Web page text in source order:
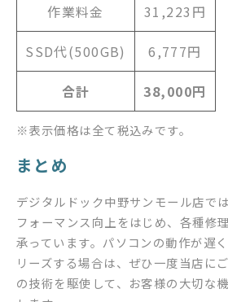
作業料金 31,223円
SSD代(500GB) 6,777円
合計 38,000円
※表示価格は全て税込みです。
まとめ
デジタルドック中野サンモール店で
フォーマンス向上をはじめ、各種修
承っています。パソコンの動作が遅
リーズする場合は、ぜひ一度当店に
の技術を駆使して、お客様の大切な